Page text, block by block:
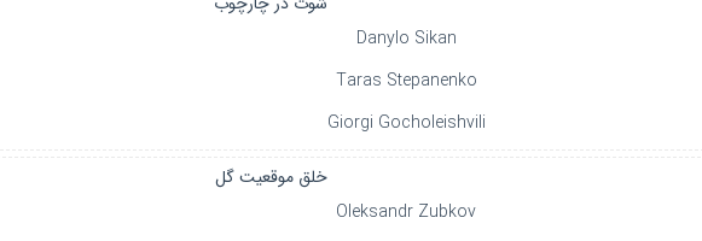
Danylo Sikan
Taras Stepanenko
Giorgi Gocholeishvili
خلق موقعیت گل
Oleksandr Zubkov